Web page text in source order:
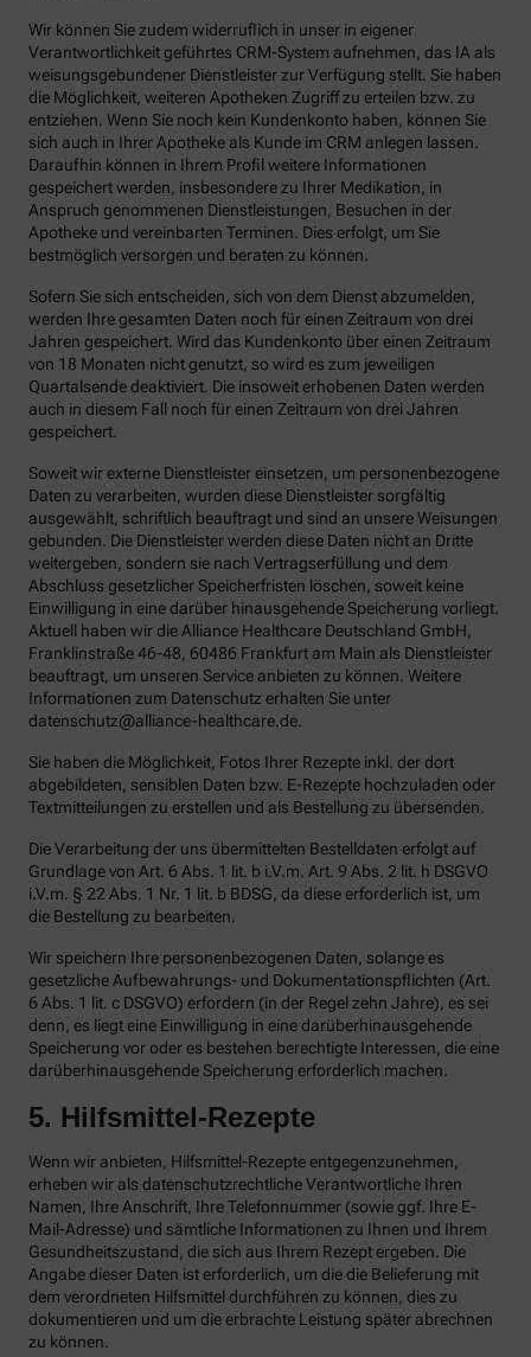
Wir können Sie zudem widerruflich in unser in eigener
Verantwortlichkeit geführtes CRM-System aufnehmen, das IA als
weisungsgebundener Dienstleister zur Verfügung stellt. Sie haben
die Möglichkeit, weiteren Apotheken Zugriff zu erteilen bzw. zu
entziehen. Wenn Sie noch kein Kundenkonto haben, können Sie
sich auch in Ihrer Apotheke als Kunde im CRM anlegen lassen.
Daraufhin können in Ihrem Profil weitere Informationen
gespeichert werden, insbesondere zu Ihrer Medikation, in
Anspruch genommenen Dienstleistungen, Besuchen in der
Apotheke und vereinbarten Terminen. Dies erfolgt, um Sie
bestmöglich versorgen und beraten zu können.
Sofern Sie sich entscheiden, sich von dem Dienst abzumelden,
werden Ihre gesamten Daten noch für einen Zeitraum von drei
Jahren gespeichert. Wird das Kundenkonto über einen Zeitraum
von 18 Monaten nicht genutzt, so wird es zum jeweiligen
Quartalsende deaktiviert. Die insoweit erhobenen Daten werden
auch in diesem Fall noch für einen Zeitraum von drei Jahren
gespeichert.
Soweit wir externe Dienstleister einsetzen, um personenbezogene
Daten zu verarbeiten, wurden diese Dienstleister sorgfältig
ausgewählt, schriftlich beauftragt und sind an unsere Weisungen
gebunden. Die Dienstleister werden diese Daten nicht an Dritte
weitergeben, sondern sie nach Vertragserfüllung und dem
Abschluss gesetzlicher Speicherfristen löschen, soweit keine
Einwilligung in eine darüber hinausgehende Speicherung vorliegt.
Aktuell haben wir die Alliance Healthcare Deutschland GmbH,
Franklinstraße 46-48, 60486 Frankfurt am Main als Dienstleister
beauftragt, um unseren Service anbieten zu können. Weitere
Informationen zum Datenschutz erhalten Sie unter
datenschutz@alliance-healthcare.de.
Sie haben die Möglichkeit, Fotos Ihrer Rezepte inkl. der dort
abgebildeten, sensiblen Daten bzw. E-Rezepte hochzuladen oder
Textmitteilungen zu erstellen und als Bestellung zu übersenden.
Die Verarbeitung der uns übermittelten Bestelldaten erfolgt auf
Grundlage von Art. 6 Abs. 1 lit. b i.V.m. Art. 9 Abs. 2 lit. h DSGVO
i.V.m. § 22 Abs. 1 Nr. 1 lit. b BDSG, da diese erforderlich ist, um
die Bestellung zu bearbeiten.
Wir speichern Ihre personenbezogenen Daten, solange es
gesetzliche Aufbewahrungs- und Dokumentationspflichten (Art.
6 Abs. 1 lit. c DSGVO) erfordern (in der Regel zehn Jahre), es sei
denn, es liegt eine Einwilligung in eine darüberhinausgehende
Speicherung vor oder es bestehen berechtigte Interessen, die eine
darüberhinausgehende Speicherung erforderlich machen.
5. Hilfsmittel-Rezepte
Wenn wir anbieten, Hilfsmittel-Rezepte entgegenzunehmen,
erheben wir als datenschutzrechtliche Verantwortliche Ihren
Namen, Ihre Anschrift, Ihre Telefonnummer (sowie ggf. Ihre E-
Mail-Adresse) und sämtliche Informationen zu Ihnen und Ihrem
Gesundheitszustand, die sich aus Ihrem Rezept ergeben. Die
Angabe dieser Daten ist erforderlich, um die die Belieferung mit
dem verordneten Hilfsmittel durchführen zu können, dies zu
dokumentieren und um die erbrachte Leistung später abrechnen
zu können.